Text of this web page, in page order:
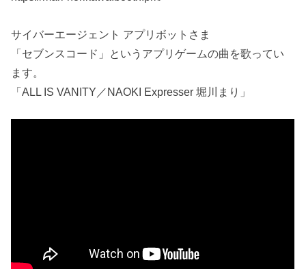
サイバーエージェント アプリボットさま
「セブンスコード」というアプリゲームの曲を歌ってい
ます。
「ALL IS VANITY／NAOKI Expresser 堀川まり」